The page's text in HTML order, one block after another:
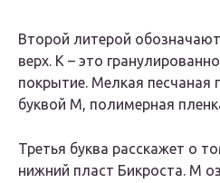
Второй литерой
верх. К – это
покрытие. Мелкая песчаная
буквой М, полимерная
Третья буква расскажет о
нижний пласт Бикроста. М